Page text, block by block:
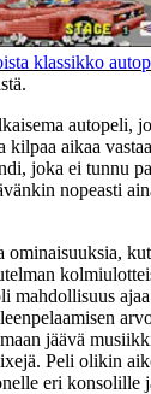
klassikko
autopeli,
kilpaa aikaa
joka ei tunnu
nopeasti
ominaisuuksia,
mahdollisuus
jäävä
Peli olikin
eri konsolille